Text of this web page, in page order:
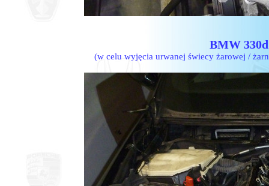
BMW
(w celu wyjęcia urwanej świecy żarowej /